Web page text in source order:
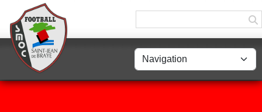
Panneau de gestion des cookies